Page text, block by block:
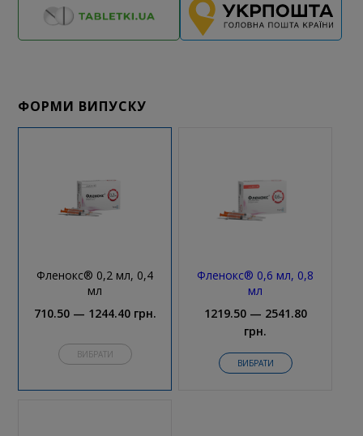
ФОРМИ ВИПУСКУ
Фленокс® 0,2 мл, 0,4
мл
710.50 — 1244.40 грн.
ВИБРАТИ
Фленокс® 0,6 мл, 0,8
мл
1219.50 — 2541.80
грн.
ВИБРАТИ